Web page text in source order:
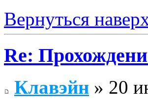
Вернуться
Re:
Клавэйн » 20